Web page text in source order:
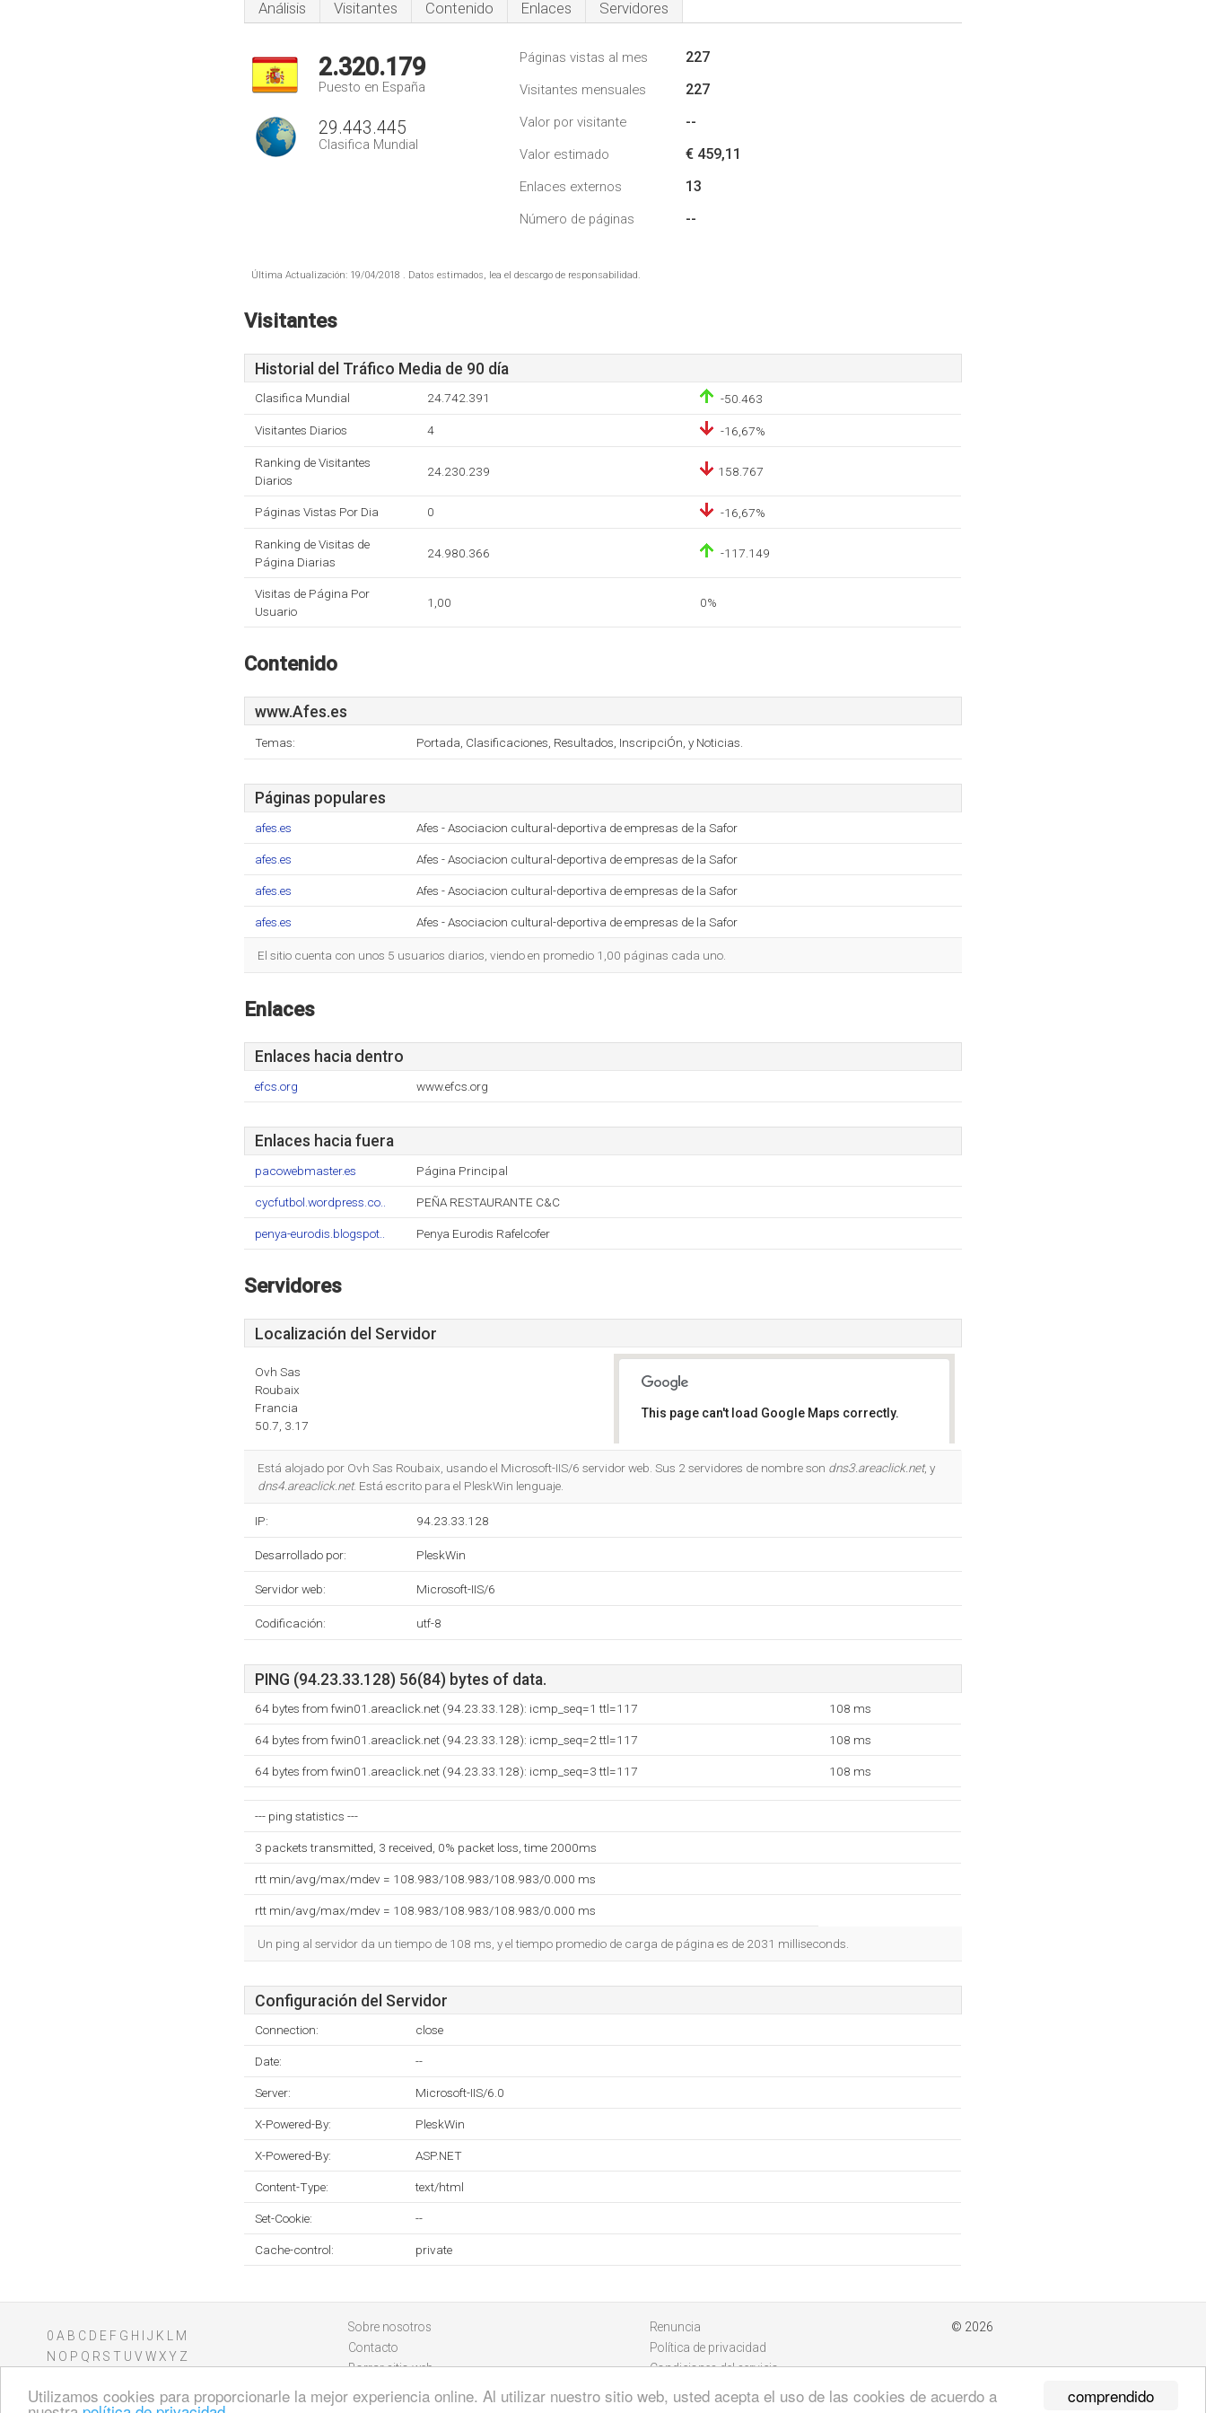
comprendido
Utilizamos cookies para proporcionarle la mejor experiencia online. Al utilizar nuestro sitio web, usted acepta el uso de las cookies de acuerdo a
Análisis Visitantes Contenido Enlaces Servidores
2.320.179
Puesto en España
29.443.445
Clasifica Mundial
Páginas vistas al mes 227
Visitantes mensuales 227
Valor por visitante --
Valor estimado € 459,11
Enlaces externos 13
Número de páginas --
Última Actualización: 19/04/2018 . Datos estimados, lea el descargo de responsabilidad.
Visitantes
Historial del Tráfico Media de 90 día
Clasifica Mundial 24.742.391 -50.463
Visitantes Diarios 4 -16,67%
Ranking de Visitantes
Diarios
24.230.239 158.767
Páginas Vistas Por Dia 0 -16,67%
Ranking de Visitas de
Página Diarias
24.980.366 -117.149
Visitas de Página Por
Usuario
1,00 0%
Contenido
www.Afes.es
Temas: Portada, Clasificaciones, Resultados, InscripciÓn, y Noticias.
Páginas populares
afes.es Afes - Asociacion cultural-deportiva de empresas de la Safor
afes.es Afes - Asociacion cultural-deportiva de empresas de la Safor
afes.es Afes - Asociacion cultural-deportiva de empresas de la Safor
afes.es Afes - Asociacion cultural-deportiva de empresas de la Safor
El sitio cuenta con unos 5 usuarios diarios, viendo en promedio 1,00 páginas cada uno.
Enlaces
Enlaces hacia dentro
efcs.org www.efcs.org
Enlaces hacia fuera
pacowebmaster.es Página Principal
cycfutbol.wordpress.co.. PEÑA RESTAURANTE C&C
penya-eurodis.blogspot.. Penya Eurodis Rafelcofer
Servidores
Localización del Servidor
Ovh Sas
Roubaix
Francia
50.7, 3.17
This page can't load Google Maps correctly.
Está alojado por Ovh Sas Roubaix, usando el Microsoft-IIS/6 servidor web. Sus 2 servidores de nombre son dns3.areaclick.net, y
dns4.areaclick.net. Está escrito para el PleskWin lenguaje.
IP: 94.23.33.128
Desarrollado por: PleskWin
Servidor web: Microsoft-IIS/6
Codificación: utf-8
PING (94.23.33.128) 56(84) bytes of data.
64 bytes from fwin01.areaclick.net (94.23.33.128): icmp_seq=1 ttl=117 108 ms
64 bytes from fwin01.areaclick.net (94.23.33.128): icmp_seq=2 ttl=117 108 ms
64 bytes from fwin01.areaclick.net (94.23.33.128): icmp_seq=3 ttl=117 108 ms
--- ping statistics ---
3 packets transmitted, 3 received, 0% packet loss, time 2000ms
rtt min/avg/max/mdev = 108.983/108.983/108.983/0.000 ms
rtt min/avg/max/mdev = 108.983/108.983/108.983/0.000 ms
Un ping al servidor da un tiempo de 108 ms, y el tiempo promedio de carga de página es de 2031 milliseconds.
Configuración del Servidor
Connection: close
Date: --
Server: Microsoft-IIS/6.0
X-Powered-By: PleskWin
X-Powered-By: ASP.NET
Content-Type: text/html
Set-Cookie: --
Cache-control: private
0 A B C D E F G H J K
M
N O P Q R S T U V WXY Z
Sobre nosotros
Contacto
Borrar sitio web
Renuncia
Política de privacidad
Condiciones del servicio
© 2026